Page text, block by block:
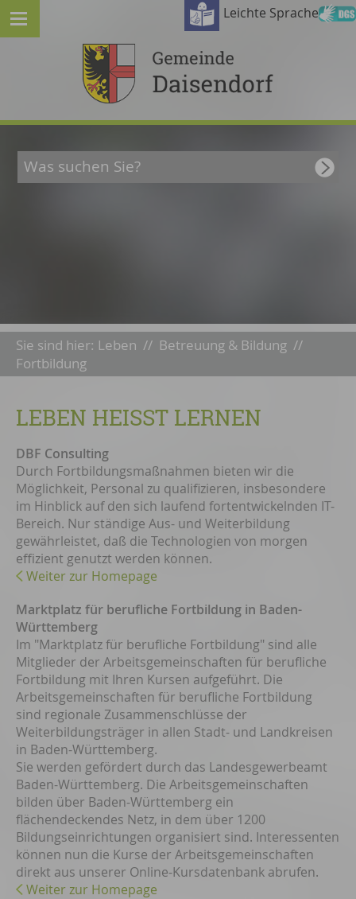
Leichte Sprache
Sie sind hier: Leben // Betreuung & Bildung //
Fortbildung
LEBEN HEISST LERNEN
DBF Consulting
Durch Fortbildungsmaßnahmen bieten wir die
Möglichkeit, Personal zu qualifizieren, insbesondere
im Hinblick auf den sich laufend fortentwickelnden IT-
Bereich. Nur ständige Aus- und Weiterbildung
gewährleistet, daß die Technologien von morgen
effizient genutzt werden können.
Weiter zur Homepage
Marktplatz für berufliche Fortbildung in Baden-
Württemberg
Im "Marktplatz für berufliche Fortbildung" sind alle
Mitglieder der Arbeitsgemeinschaften für berufliche
Fortbildung mit Ihren Kursen aufgeführt. Die
Arbeitsgemeinschaften für berufliche Fortbildung
sind regionale Zusammenschlüsse der
Weiterbildungsträger in allen Stadt- und Landkreisen
in Baden-Württemberg.
Sie werden gefördert durch das Landesgewerbeamt
Baden-Württemberg. Die Arbeitsgemeinschaften
bilden über Baden-Württemberg ein
flächendeckendes Netz, in dem über 1200
Bildungseinrichtungen organisiert sind. Interessenten
können nun die Kurse der Arbeitsgemeinschaften
direkt aus unserer Online-Kursdatenbank abrufen.
Weiter zur Homepage